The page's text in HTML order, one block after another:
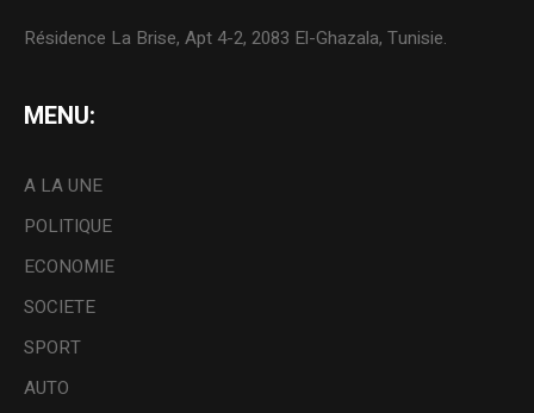
Résidence La Brise, Apt 4-2, 2083 El-Ghazala, Tunisie.
MENU:
A LA UNE
POLITIQUE
ECONOMIE
SOCIETE
SPORT
AUTO